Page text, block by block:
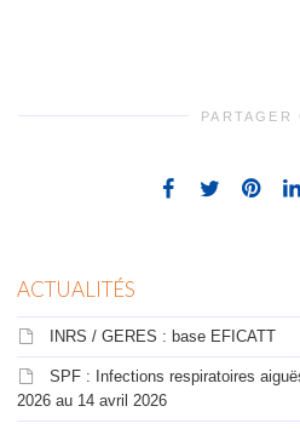
PARTAGER
ACTUALITÉS
INRS / GERES : base EFICATT
SPF : Infections respiratoires
2026 au 14 avril 2026